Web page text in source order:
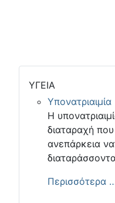
ΥΓΕΙΑ
Υπονατριαιμία
Η
διαταραχή
ανεπάρκεια
Περισσότερα